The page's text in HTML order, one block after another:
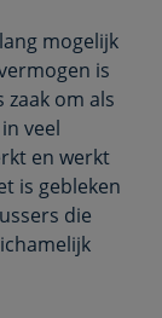
mogelijk
is
om als
veel
en werkt
is gebleken
die